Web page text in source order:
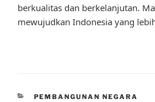
berkualitas dan berkelanjutan.
mewujudkan Indonesia yang
CATEGORIES
PEMBANGUNAN NEGARA